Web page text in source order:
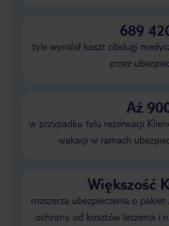
689
tyle wyniósł koszt obsługi
przez
Aż
w przypadku tylu rezerwacji
wakacji w ramach
Większość
rozszerza ubezpieczenia o
ochrony od kosztów leczenia i